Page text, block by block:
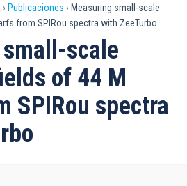
Publicaciones
Measuring small-scale
from SPIRou spectra with ZeeTurbo
scale
of 44 M
SPIRou spectra